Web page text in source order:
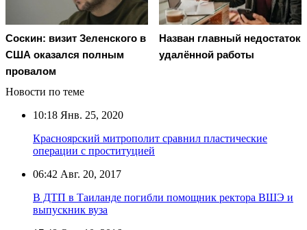
Соскин: визит Зеленского в
США оказался полным
провалом
Назван главный недостаток
удалённой работы
Новости по теме
10:18 Янв. 25, 2020
Красноярский митрополит сравнил пластические
операции с проституцией
06:42 Авг. 20, 2017
В ДТП в Таиланде погибли помощник ректора ВШЭ и
выпускник вуза